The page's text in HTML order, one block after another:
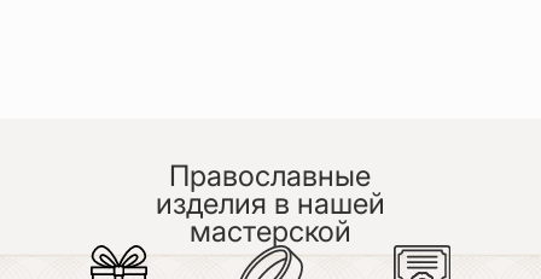
Православные
изделия в нашей
мастерской